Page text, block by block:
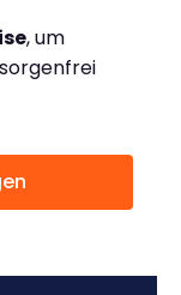
, um